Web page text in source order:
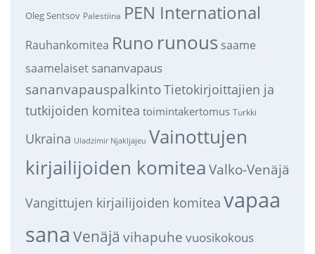
Oleg Sentsov Palestiina PEN International
Rauhankomitea Runo runous saame
saamelaiset sananvapaus
sananvapauspalkintoTietokirjoittajien ja
tutkijoiden komitea toimintakertomus Turkki
Ukraina Uladzimir Njakljajeu Vainottujen
kirjailijoiden komitea Valko-Venäjä
Vangittujen kirjailijoiden komitea vapaa
sana Venäjä vihapuhe vuosikokous